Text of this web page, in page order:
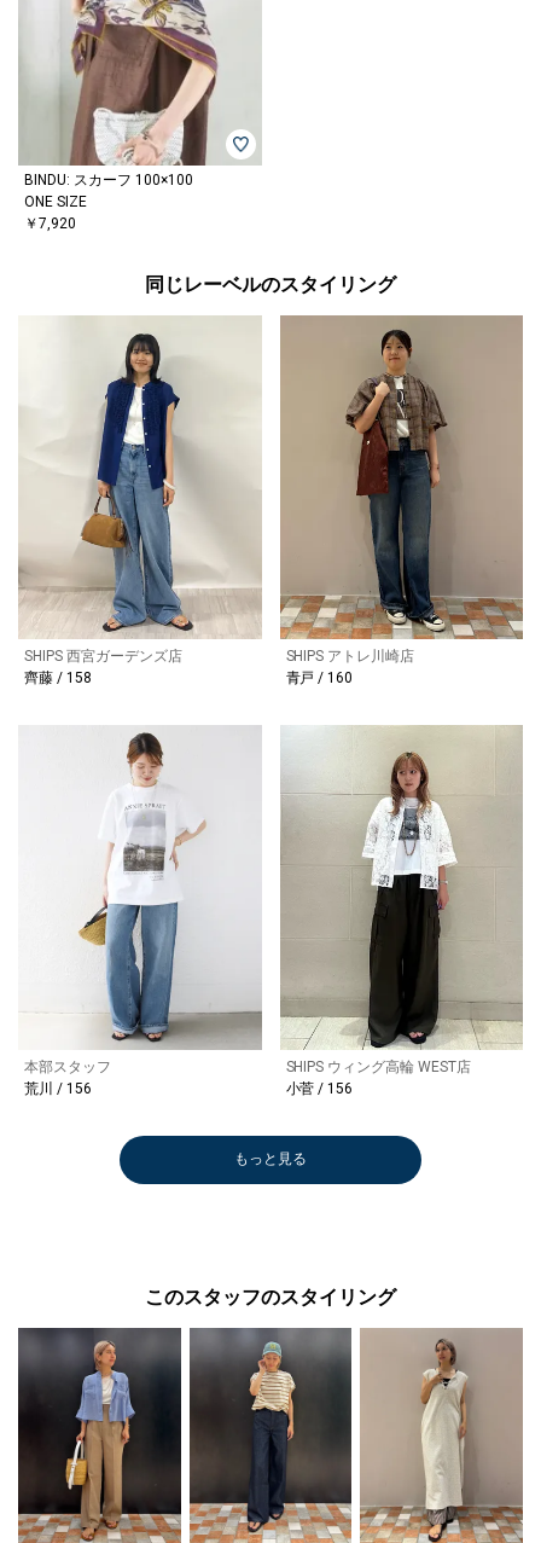
BINDU: スカーフ 100×100
ONE SIZE
￥7,920
同じレーベルのスタイリング
SHIPS 西宮ガーデンズ店
齊藤 / 158
SHIPS アトレ川崎店
青戸 / 160
本部スタッフ
荒川 / 156
SHIPS ウィング高輪 WEST店
小菅 / 156
もっと見る
このスタッフのスタイリング